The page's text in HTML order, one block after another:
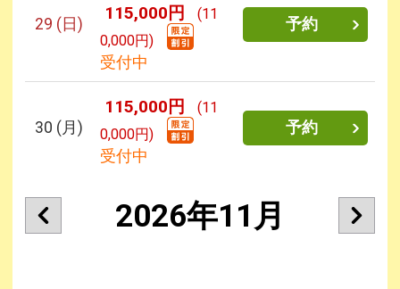
29 (日)
115,000円
(11
0,000円)
受付中
予約
30 (月)
115,000円
(11
0,000円)
受付中
予約
2026年11月